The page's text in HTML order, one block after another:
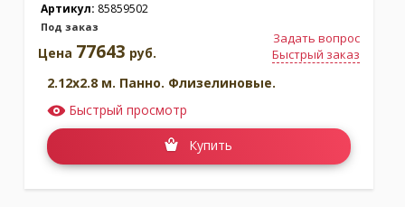
Артикул: 85859502
Под заказ
Задать вопрос
Быстрый заказ
Цена 77643 руб.
2.12x2.8 м. Панно. Флизелиновые.
Быстрый просмотр
Купить